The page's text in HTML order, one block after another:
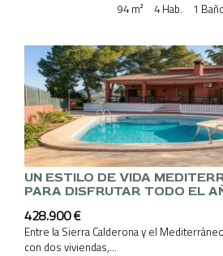
94 m²
4 Hab. 1
UN ESTILO DE VIDA
PARA DISFRUTAR TODO EL
428.900 €
Entre la Sierra Calderona y el
con dos viviendas,...